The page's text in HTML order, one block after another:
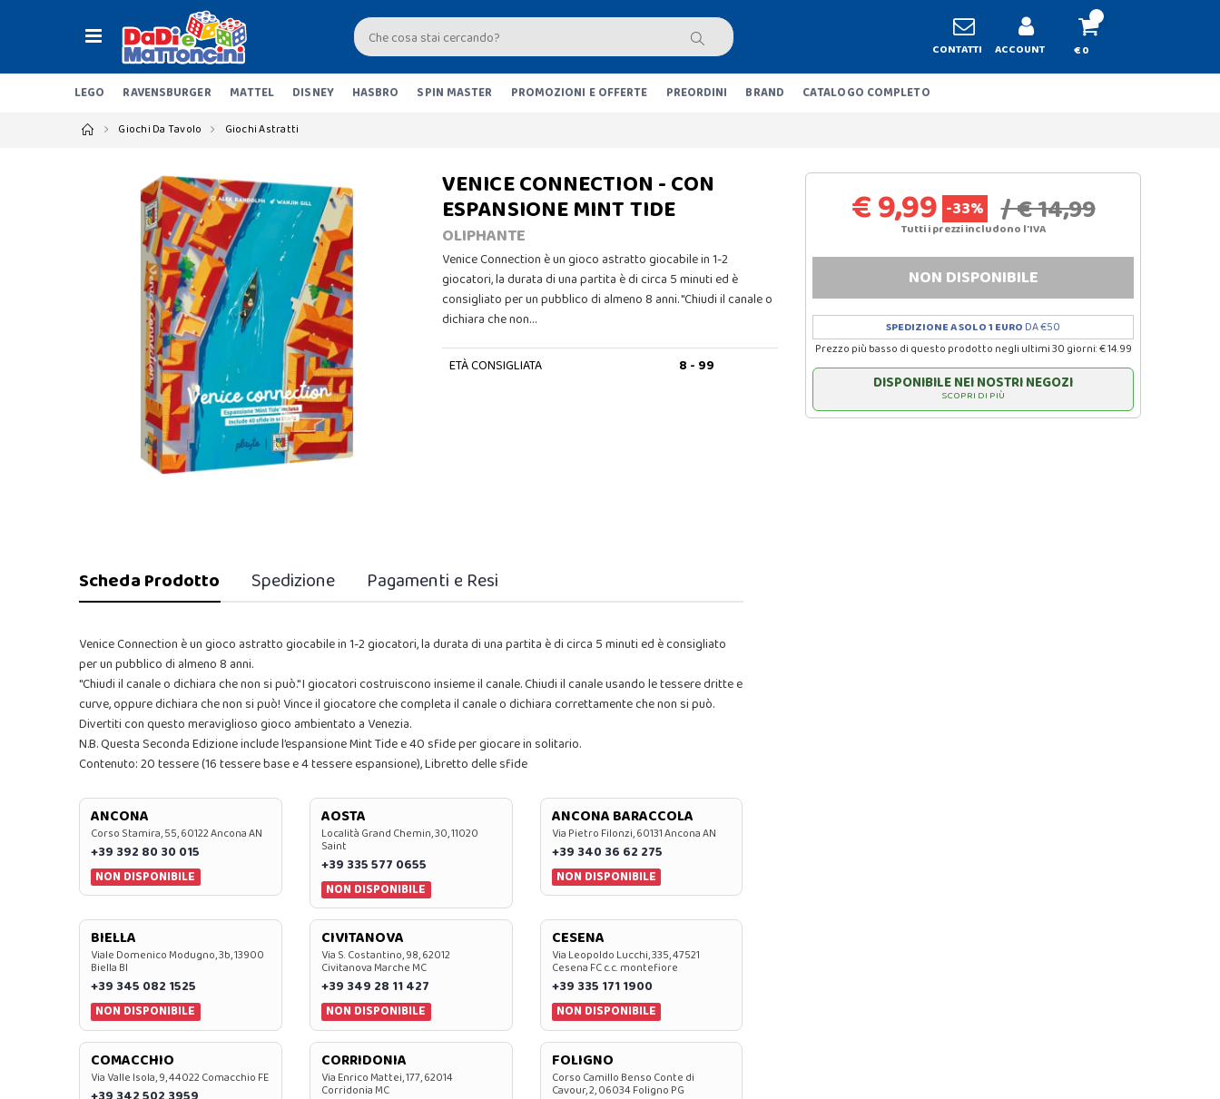
CONTATTI ACCOUNT € 0
LEGO RAVENSBURGER MATTEL DISNEY HASBRO SPIN MASTER PROMOZIONI E OFFERTE PREORDINI BRAND CATALOGO COMPLETO
Giochi Da Tavolo Giochi Astratti
VENICE CONNECTION - CON
ESPANSIONE MINT TIDE
OLIPHANTE
Venice Connection è un gioco astratto giocabile in 1-2
giocatori, la durata di una partita è di circa 5 minuti ed è
consigliato per un pubblico di almeno 8 anni. "Chiudi il canale o
dichiara che non…
ETÀ CONSIGLIATA 8 - 99
€ 9,99 -33% / € 14,99
Tutti i prezzi includono l'IVA
NON DISPONIBILE
SPEDIZIONE A SOLO 1 EURO DA €50
Prezzo più basso di questo prodotto negli ultimi 30 giorni: € 14.99
DISPONIBILE NEI NOSTRI NEGOZI
SCOPRI DI PIÙ
Scheda Prodotto Spedizione Pagamenti e Resi
Venice Connection è un gioco astratto giocabile in 1-2 giocatori, la durata di una partita è di circa 5 minuti ed è consigliato
per un pubblico di almeno 8 anni.
"Chiudi il canale o dichiara che non si può." I giocatori costruiscono insieme il canale. Chiudi il canale usando le tessere dritte e
curve, oppure dichiara che non si può! Vince il giocatore che completa il canale o dichiara correttamente che non si può.
Divertiti con questo meraviglioso gioco ambientato a Venezia.
N.B. Questa Seconda Edizione include l’espansione Mint Tide e 40 sfide per giocare in solitario.
Contenuto: 20 tessere (16 tessere base e 4 tessere espansione), Libretto delle sfide
ANCONA
Corso Stamira, 55, 60122 Ancona AN
+39 392 80 30 015
NON DISPONIBILE
AOSTA
Località Grand Chemin, 30, 11020
Saint
+39 335 577 0655
NON DISPONIBILE
ANCONA BARACCOLA
Via Pietro Filonzi, 60131 Ancona AN
+39 340 36 62 275
NON DISPONIBILE
BIELLA
Viale Domenico Modugno, 3b, 13900
Biella BI
+39 345 082 1525
NON DISPONIBILE
CIVITANOVA
Via S. Costantino, 98, 62012
Civitanova Marche MC
+39 349 28 11 427
NON DISPONIBILE
CESENA
Via Leopoldo Lucchi, 335, 47521
Cesena FC c.c. montefiore
+39 335 171 1900
NON DISPONIBILE
COMACCHIO
Via Valle Isola, 9, 44022 Comacchio FE
CORRIDONIA
Via Enrico Mattei, 177, 62014
Corridonia MC
FOLIGNO
Corso Camillo Benso Conte di
Cavour, 2, 06034 Foligno PG